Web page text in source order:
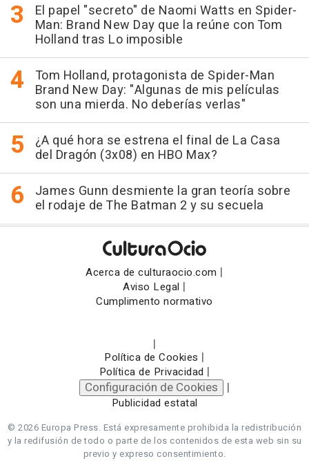
El papel "secreto" de Naomi Watts en Spider-
Man: Brand New Day que la reúne con Tom
Holland tras Lo imposible
Tom Holland, protagonista de Spider-Man
Brand New Day: "Algunas de mis películas
son una mierda. No deberías verlas"
¿A qué hora se estrena el final de La Casa
del Dragón (3x08) en HBO Max?
James Gunn desmiente la gran teoría sobre
el rodaje de The Batman 2 y su secuela
Acerca de culturaocio.com |
Aviso Legal |
Cumplimento normativo
|
Política de Cookies |
Política de Privacidad |
Configuración de Cookies |
Publicidad estatal
© 2026 Europa Press. Está expresamente prohibida la redistribución
y la redifusión de todo o parte de los contenidos de esta web sin su
previo y expreso consentimiento.